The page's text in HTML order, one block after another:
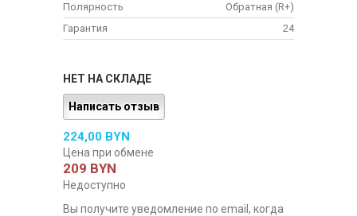
Полярность
Обратная (R+)
Гарантия
24
НЕТ НА СКЛАДЕ
Написать отзыв
224,00 BYN
Цена при обмене
209 BYN
Недоступно
Вы получите уведомление по email, когда